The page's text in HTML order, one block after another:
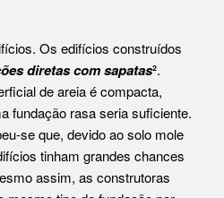
Os edifícios construídos
diretas com sapatas².
de areia é compacta,
fundação rasa seria suficiente.
se que, devido ao solo mole
tinham grandes chances
assim, as construtoras